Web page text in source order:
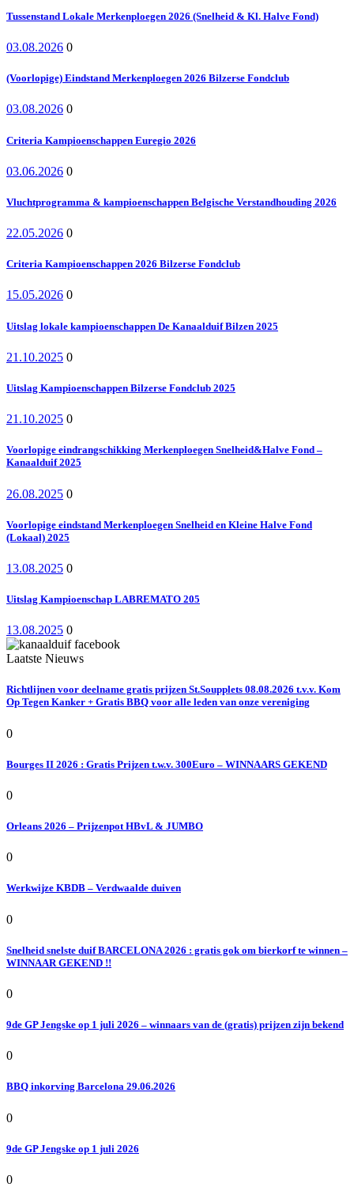
Tussenstand Lokale Merkenploegen 2026 (Snelheid & Kl. Halve Fond)
03.08.2026 0
(Voorlopige) Eindstand Merkenploegen 2026 Bilzerse Fondclub
03.08.2026 0
Criteria Kampioenschappen Euregio 2026
03.06.2026 0
Vluchtprogramma & kampioenschappen Belgische Verstandhouding 2026
22.05.2026 0
Criteria Kampioenschappen 2026 Bilzerse Fondclub
15.05.2026 0
Uitslag lokale kampioenschappen De Kanaalduif Bilzen 2025
21.10.2025 0
Uitslag Kampioenschappen Bilzerse Fondclub 2025
21.10.2025 0
Voorlopige eindrangschikking Merkenploegen Snelheid&Halve Fond –
Kanaalduif 2025
26.08.2025 0
Voorlopige eindstand Merkenploegen Snelheid en Kleine Halve Fond
(Lokaal) 2025
13.08.2025 0
Uitslag Kampioenschap LABREMATO 205
13.08.2025 0
Laatste Nieuws
Richtlijnen voor deelname gratis prijzen St.Soupplets 08.08.2026 t.v.v. Kom
Op Tegen Kanker + Gratis BBQ voor alle leden van onze vereniging
0
Bourges II 2026 : Gratis Prijzen t.w.v. 300Euro – WINNAARS GEKEND
0
Orleans 2026 – Prijzenpot HBvL & JUMBO
0
Werkwijze KBDB – Verdwaalde duiven
0
Snelheid snelste duif BARCELONA 2026 : gratis gok om bierkorf te winnen –
WINNAAR GEKEND !!
0
9de GP Jengske op 1 juli 2026 – winnaars van de (gratis) prijzen zijn bekend
0
BBQ inkorving Barcelona 29.06.2026
0
9de GP Jengske op 1 juli 2026
0